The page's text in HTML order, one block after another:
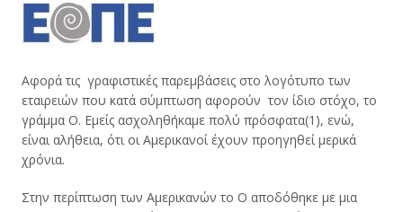
Αφορά τις γραφιστικές παρεμβάσεις στο λογότυπο των
εταιρειών που κατά σύμπτωση αφορούν τον ίδιο στόχο, το
γράμμα Ο. Εμείς ασχοληθήκαμε πολύ πρόσφατα(1), ενώ,
είναι αλήθεια, ότι οι Αμερικανοί έχουν προηγηθεί μερικά
χρόνια.
Στην περίπτωση των Αμερικανών το Ο αποδόθηκε με μια